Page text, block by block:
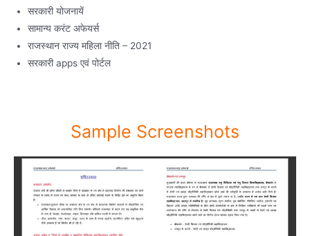
सरकारी योजनायें
सामान्य करंट अफेयर्स
राजस्थान राज्य महिला नीति – 2021
सरकारी apps एवं पोर्टल
Sample Screenshots